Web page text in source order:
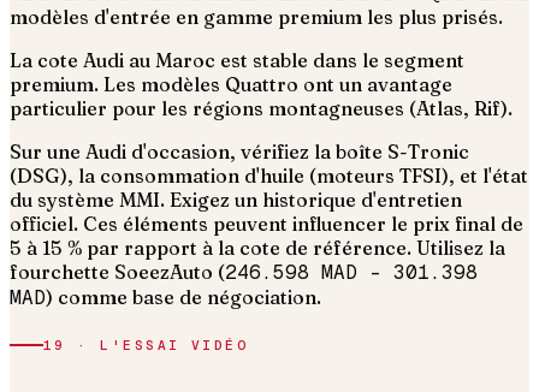
modèles d'entrée en gamme premium les plus prisés.
La cote Audi au Maroc est stable dans le segment
premium. Les modèles Quattro ont un avantage
particulier pour les régions montagneuses (Atlas, Rif).
Sur une Audi d'occasion, vérifiez la boîte S-Tronic
(DSG), la consommation d'huile (moteurs TFSI), et l'état
du système MMI. Exigez un historique d'entretien
officiel. Ces éléments peuvent influencer le prix final de
5 à 15 % par rapport à la cote de référence. Utilisez la
fourchette SoeezAuto (246.598 MAD – 301.398
MAD) comme base de négociation.
19 · L'ESSAI VIDÉO